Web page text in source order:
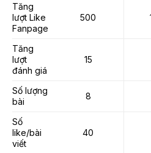
Tăng
lượt Like
Fanpage
500
Tăng
lượt
đánh giá
15
Số lượng
bài
8
Số
like/bài
viết
40